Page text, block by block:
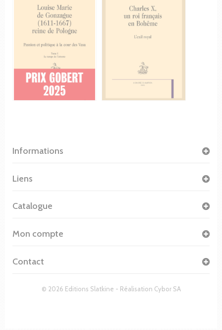
Informations
© 2026 Editions Slatkine - Réalisation Cybor SA
Liens
Catalogue
Mon compte
Contact